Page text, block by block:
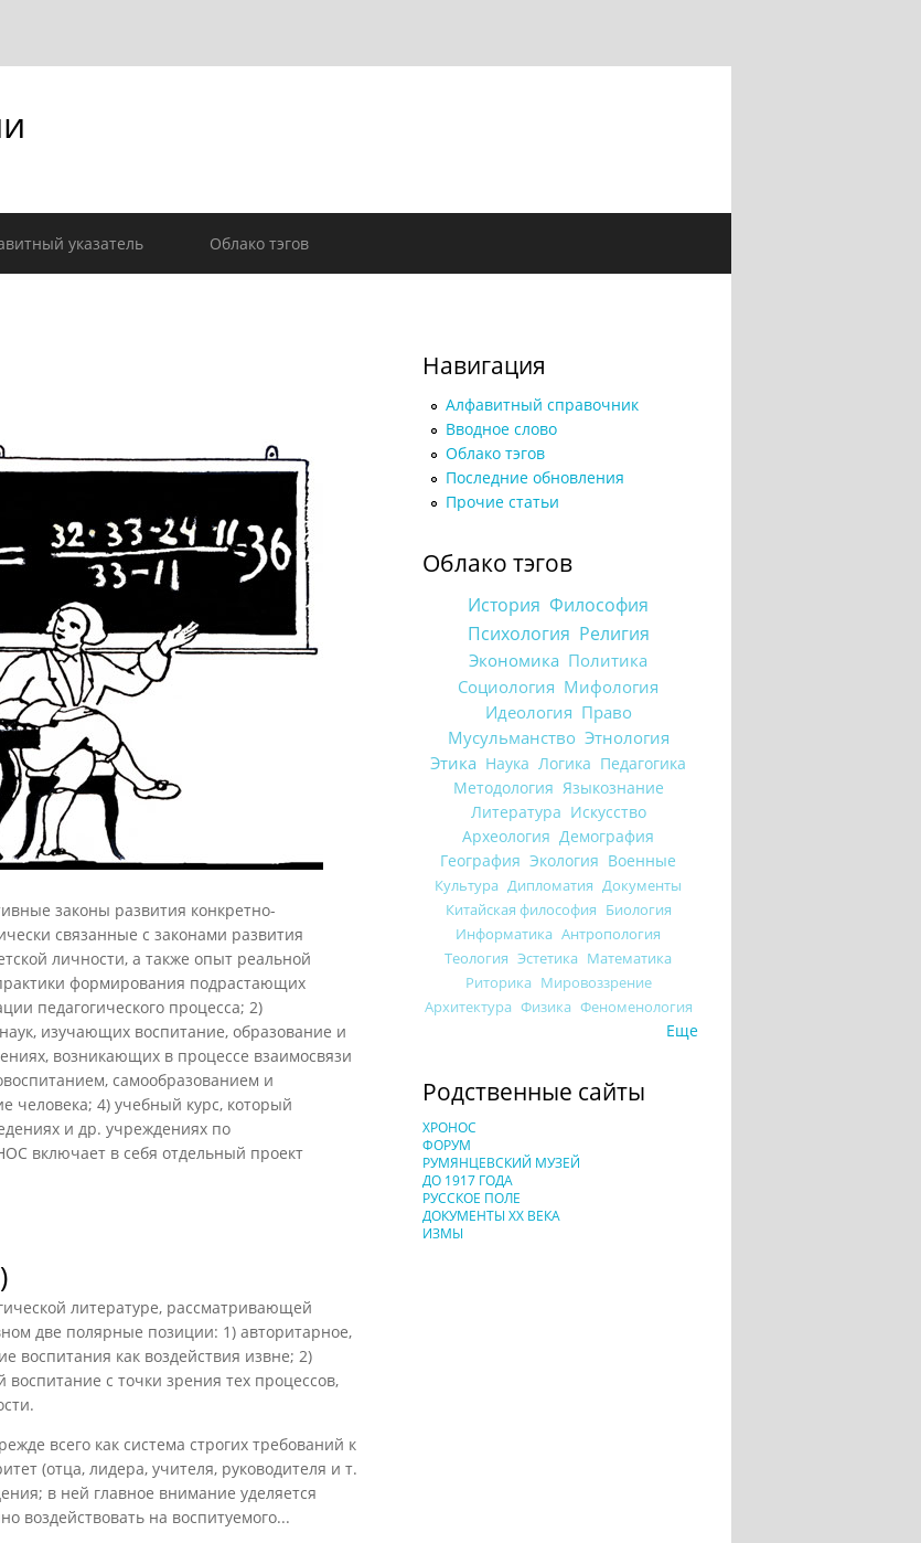
указатель Облако тэгов
законы развития конкретно-
связанные с законами развития
личности, а также опыт реальной
формирования подрастающих
педагогического процесса; 2)
изучающих воспитание, образование и
возникающих в процессе взаимосвязи
самообразованием и
человека; 4) учебный курс, который
и др. учреждениях по
включает в себя отдельный проект
литературе, рассматривающей
две полярные позиции: 1) авторитарное,
воспитания как воздействия извне; 2)
с точки зрения тех процессов,
всего как система строгих требований к
(отца, лидера, учителя, руководителя и т.
в ней главное внимание уделяется
воздействовать на воспитуемого...
Навигация
Алфавитный справочник
Вводное слово
Облако тэгов
Последние обновления
Прочие статьи
Облако тэгов
История Философия
Психология Религия
Экономика Политика
Социология Мифология
Идеология Право
Мусульманство Этнология
Этика Наука Логика Педагогика
Методология Языкознание
Литература Искусство
Археология Демография
География Экология Военные
Культура Дипломатия Документы
Китайская философия Биология
Информатика Антропология
Теология Эстетика Математика
Риторика Мировоззрение
Архитектура Физика Феноменология
Еще
Родственные сайты
ХРОНОС
ФОРУМ
РУМЯНЦЕВСКИЙ МУЗЕЙ
ДО 1917 ГОДА
РУССКОЕ ПОЛЕ
ДОКУМЕНТЫ XX ВЕКА
ИЗМЫ